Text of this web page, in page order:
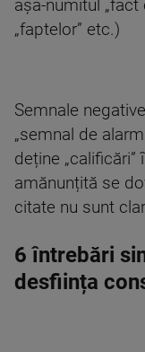
așa-numitul „fact
„faptelor” etc.)
Semnale
„semnal de
deține
amănunțită se
citate nu sunt
6 întrebări
desființa